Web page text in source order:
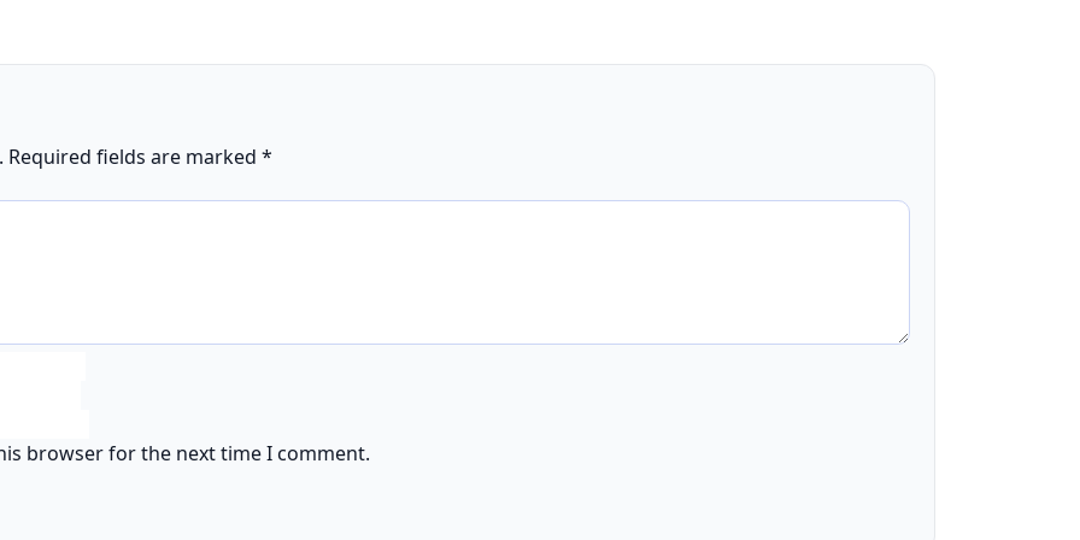
Required fields are marked *
browser for the next time I comment.